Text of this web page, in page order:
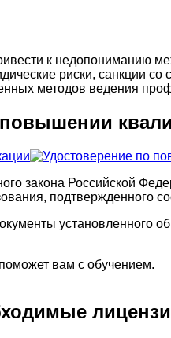
к недопониманию
риски, санкции
методов ведения
закона Российской
подтвержденного
установленного
вам с обучением.